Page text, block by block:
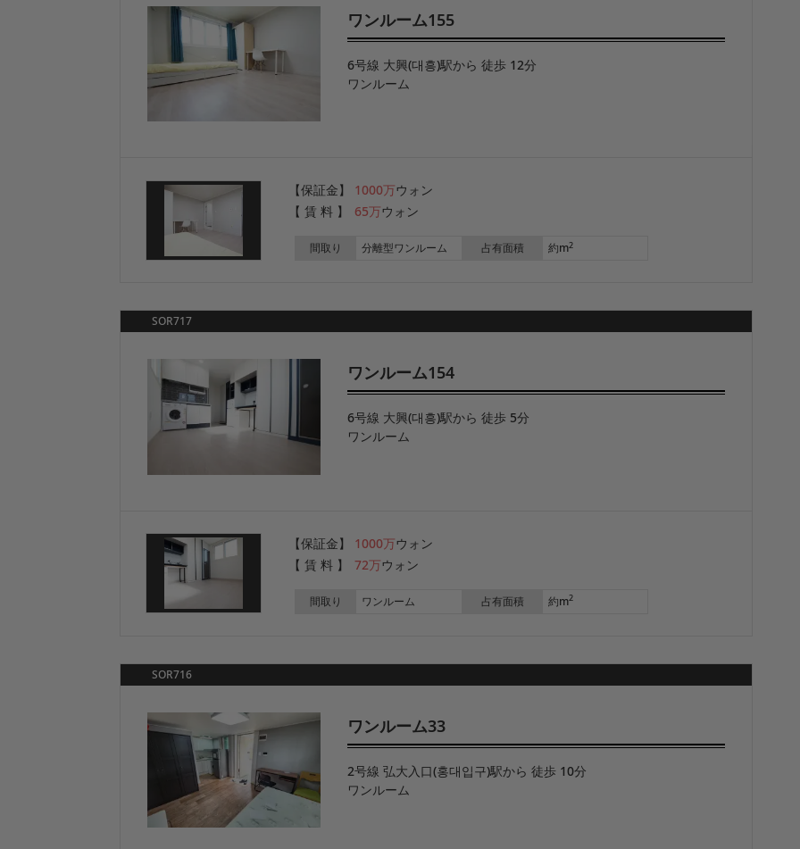
ワンルーム155
6号線 大興(대흥)駅から 徒歩 12分
ワンルーム
【保証金】 1000万ウォン
【 賃 料 】
65万ウォン
間取り 分離型ワンルーム 占有面積 約m2
SOR717
ワンルーム154
6号線 大興(대흥)駅から 徒歩 5分
ワンルーム
【保証金】 1000万ウォン
【 賃 料 】
72万ウォン
間取り ワンルーム 占有面積 約m2
SOR716
ワンルーム33
2号線 弘大入口(홍대입구)駅から 徒歩 10分
ワンルーム